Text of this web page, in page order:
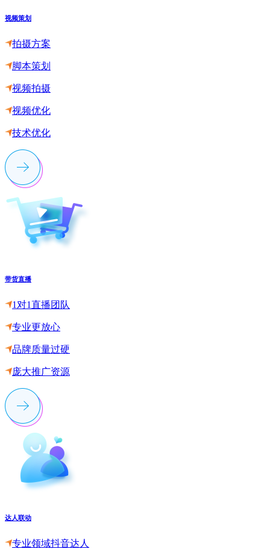
视频策划
拍摄方案
脚本策划
视频拍摄
视频优化
技术优化
带货直播
1对1直播团队
专业更放心
品牌质量过硬
庞大推广资源
达人联动
专业领域抖音达人